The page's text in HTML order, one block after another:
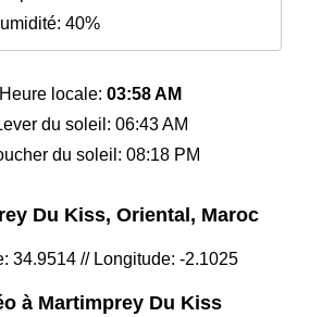
40%
Heure locale: 03:58 AM
du soleil: 06:43 AM
du soleil: 08:18 PM
Du Kiss, Oriental, Maroc
34.9514 // Longitude: -2.1025
à Martimprey Du Kiss